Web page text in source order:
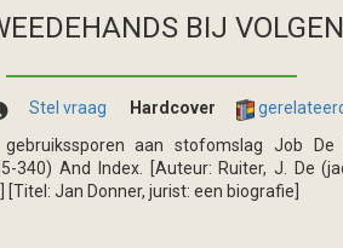
BIJ
Stel vraag Hardcover
gebruikssporen aan stofomslag Job De
340) And Index. [Auteur: Ruiter, J. De
[Titel: Jan Donner, jurist: een biografie]